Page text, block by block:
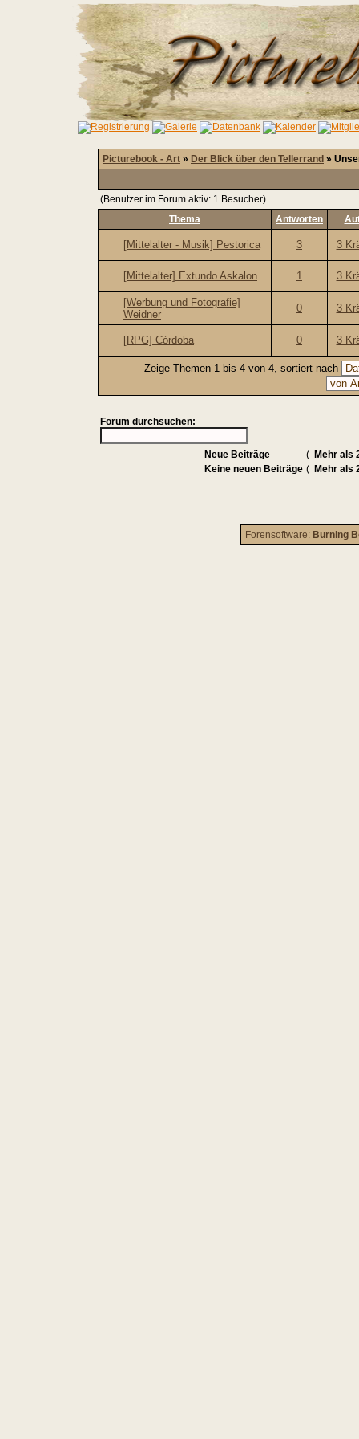
Picturebook - Art » Der Blick über den Tellerrand »
(Benutzer im Forum aktiv: 1 Besucher)
Thema
Antworten
[Mittelalter - Musik] Pestorica 3 3
[Mittelalter] Extundo Askalon 1 3
[Werbung und Fotografie]
Weidner
0 3
[RPG] Córdoba 0 3
Zeige Themen 1 bis 4 von 4, sortiert nach
Forum durchsuchen:
Neue Beiträge ( Mehr als
Keine neuen Beiträge ( Mehr als
Forensoftware: Burning